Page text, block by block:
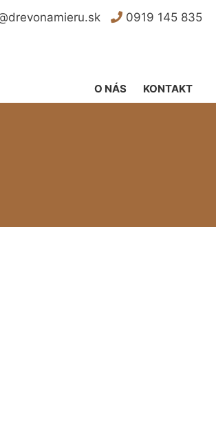
0919 145 835
KONTAKT
O NÁS